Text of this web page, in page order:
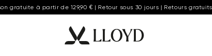
gratuite à partir de 129,90 € | Retour sous 30 jours | Retours gratuits